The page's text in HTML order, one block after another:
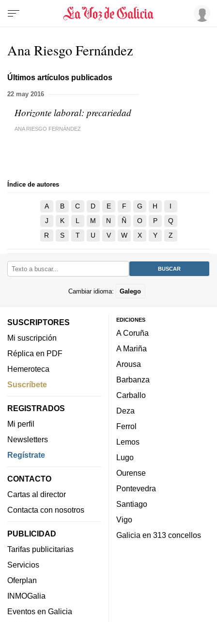
Ana Riesgo Fernández
Últimos artículos publicados
22 may 2016
Horizonte laboral: precariedad
ANA RIESGO FERNÁNDEZ
Índice de autores
A B C D E F G H
I
J
K L M N Ñ O P
Q
R
S T U V W X Y Z
Cambiar idioma: Galego
SUSCRIPTORES
Mi suscripción
Réplica en PDF
Hemeroteca
Suscríbete
REGISTRADOS
Mi perfil
Newsletters
Regístrate
CONTACTO
Cartas al director
Contacta con nosotros
PUBLICIDAD
Tarifas publicitarias
Servicios
Oferplan
INMOGalia
Eventos en Galicia
EDICIONES
A Coruña
A Mariña
Arousa
Barbanza
Carballo
Deza
Ferrol
Lemos
Lugo
Ourense
Pontevedra
Santiago
Vigo
Galicia en 313 concellos